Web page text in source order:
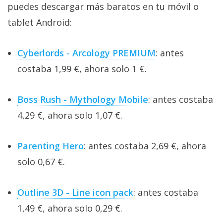
puedes descargar más baratos en tu móvil o
tablet Android:
Cyberlords - Arcology PREMIUM: antes
costaba 1,99 €, ahora solo 1 €.
Boss Rush - Mythology Mobile: antes costaba
4,29 €, ahora solo 1,07 €.
Parenting Hero: antes costaba 2,69 €, ahora
solo 0,67 €.
Outline 3D - Line icon pack: antes costaba
1,49 €, ahora solo 0,29 €.